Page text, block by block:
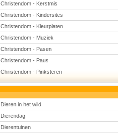
Christendom - Kerstmis
Christendom - Kindersites
Christendom - Kleurplaten
Christendom - Muziek
Christendom - Pasen
Christendom - Paus
Christendom - Pinksteren
Dieren in het wild
Dierendag
Dierentuinen